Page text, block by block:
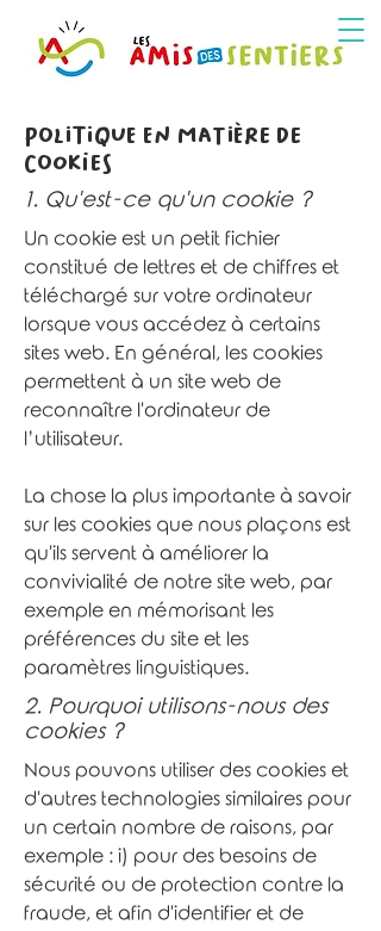
POLITIQUE EN MATIÈRE DE
COOKIES
1. Qu'est-ce qu'un cookie ?
Un cookie est un petit fichier
constitué de lettres et de chiffres et
téléchargé sur votre ordinateur
lorsque vous accédez à certains
sites web. En général, les cookies
permettent à un site web de
reconnaître l'ordinateur de
l’utilisateur.
La chose la plus importante à savoir
sur les cookies que nous plaçons est
qu'ils servent à améliorer la
convivialité de notre site web, par
exemple en mémorisant les
préférences du site et les
paramètres linguistiques.
2. Pourquoi utilisons-nous des
cookies ?
Nous pouvons utiliser des cookies et
d'autres technologies similaires pour
un certain nombre de raisons, par
exemple : i) pour des besoins de
sécurité ou de protection contre la
fraude, et afin d'identifier et de